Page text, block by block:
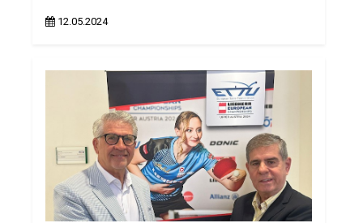
12.05.2024